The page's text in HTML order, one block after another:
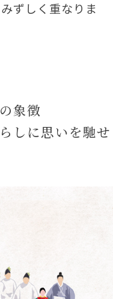
ずしく重なりま
象徴
しに思いを馳せ